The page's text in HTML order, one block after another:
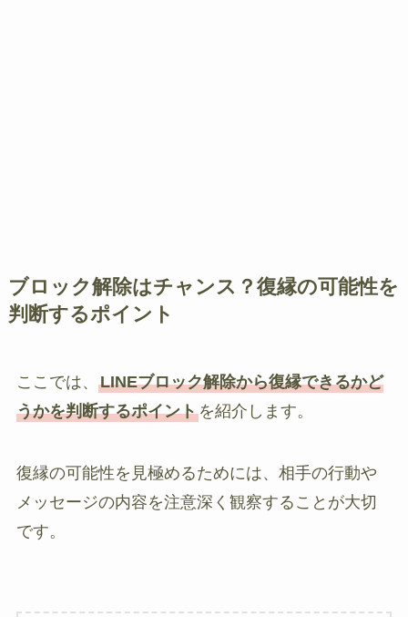
ブロック解除はチャンス？復縁の可能性を
判断するポイント
ここでは、 LINEブロック解除から復縁できるかど
うかを判断するポイントを紹介します。
復縁の可能性を見極めるためには、相手の行動や
メッセージの内容を注意深く観察することが大切
です。